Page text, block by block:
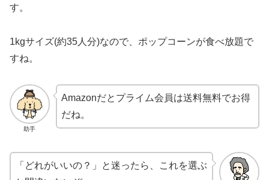
す。
1kgサイズ(約35人分)なので、ポップコーンが食べ放題で
すね。
助手
Amazonだとプライム会員は送料無料でお得
だね。
「どれがいいの？」と迷ったら、これを選ぶ